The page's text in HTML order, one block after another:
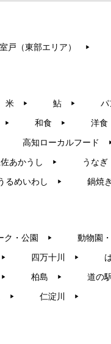
戸（東部エリア） ▶︎
米 ▶︎ 鮎 ▶︎ パ
▶︎ 和食 ▶︎ 洋食
高知ローカルフード
あかうし ▶︎ うなぎ
るめいわし ▶︎ 鍋焼
ク・公園 ▶︎ 動物園
▶︎ 四万十川 ▶︎
▶︎ 柏島 ▶︎ 道の
▶︎ 仁淀川 ▶︎